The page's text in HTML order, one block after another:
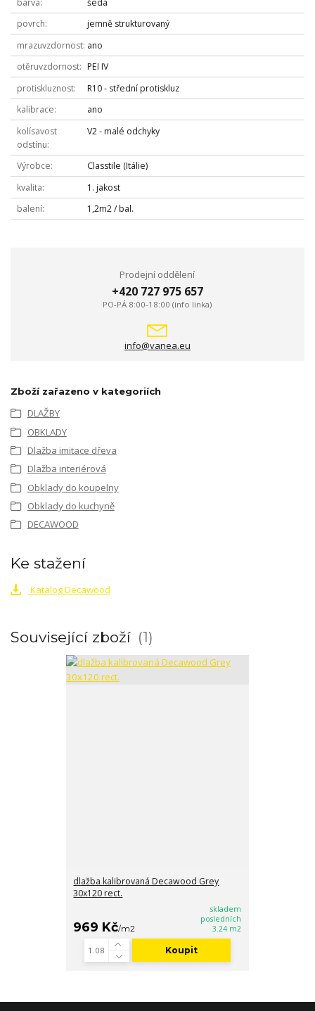
povrch
jemně strukturovaný
mrazuvzdornost ano
otěruvzdornost
PEI IV
protiskluznost
R10 - střední protiskluz
kalibrace
ano
kolísavost
odstínu
V2 - malé odchyky
Výrobce
Classtile (Itálie)
kvalita
1. jakost
balení
1,2m2 / bal.
Prodejní oddělení
+420 727 975 657
PO-PÁ 8:00-18:00 (info linka)
info@vanea.eu
Zboží zařazeno v kategoriích
DLAŽBY
OBKLADY
Dlažba imitace dřeva
Dlažba interiérová
Obklady do koupelny
Obklady do kuchyně
DECAWOOD
Ke stažení
Katalog Decawood
Související zboží 1
dlažba kalibrovaná Decawood Grey
30x120 rect.
969 Kč/m2
skladem
posledních
3.24 m2
Koupit